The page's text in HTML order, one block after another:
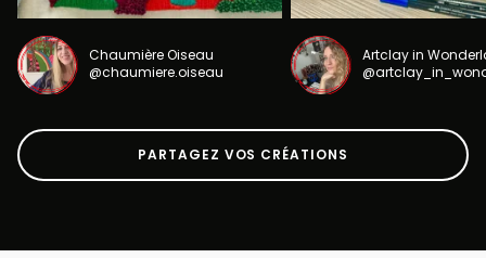
Chaumière Oiseau
@chaumiere.oiseau
Artclay in
PARTAGEZ VOS CRÉATIONS